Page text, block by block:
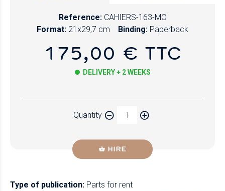
Reference: CAHIERS-163-MO
Format: 21x29,7 cm Binding: Paperback
175,00 € TTC
DELIVERY + 2 WEEKS
Quantity
HIRE
Type of publication: Parts for rent